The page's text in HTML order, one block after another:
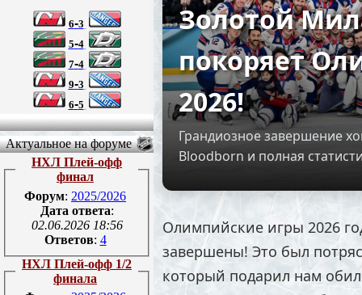
6-3
5-4
7-4
9-3
6-5
Актуальное на форуме
НХЛ Плей-офф
финал
Форум: 2025/2026
Дата ответа:
02.06.2026 18:56
Ответов: 4
НХЛ Плей-офф 1/2
финала
Золотой
покоряет
2026!
Грандиозное завершение
Bloodborn и полная
Олимпийские игры 2026
завершены! Это был
который подарил нам